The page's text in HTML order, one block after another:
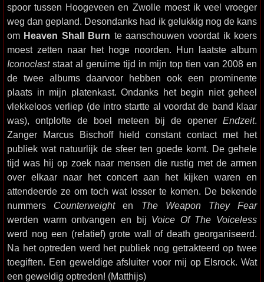
spoor tussen Hoogeveen en Zwolle moest ik veel vroeger
weg dan gepland. Desondanks had ik gelukkig nog de kans
om Heaven Shall Burn te aanschouwen voordat ik koers
moest zetten naar het hoge noorden. Hun laatste album
Iconoclaststaat al geruime tijd in mijn top tien van 2008 en
de twee albums daarvoor hebben ook een prominente
plaats in mijn platenkast. Ondanks het begin niet geheel
vlekkeloos verliep (de intro startte al voordat de band klaar
was), ontplofte de boel meteen bij de opener Endzeit.
Zanger Marcus Bischoff hield constant contact met het
publiek wat natuurlijk de sfeer ten goede komt. De gehele
tijd was hij op zoek naar mensen die rustig met de armen
over elkaar naar het concert aan het kijken waren en
attendeerde ze om toch wat losser te komen. De bekende
nummers Counterweighten The Weapon They Fear
werden warm ontvangen en bij Voice Of The Voiceless
werd nog een (relatief) grote wall of death georganiseerd.
Na het optreden werd het publiek nog getrakteerd op twee
toegiften. Een geweldige afsluiter voor mij op Elsrock. Wat
een geweldig optreden! (Matthijs)